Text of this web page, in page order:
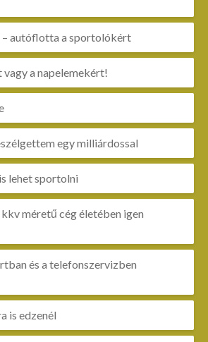
– autóflotta a sportolókért
vagy a napelemekért!
egy milliárdossal
lehet sportolni
méretű cég életében igen
és a telefonszervizben
is edzenél